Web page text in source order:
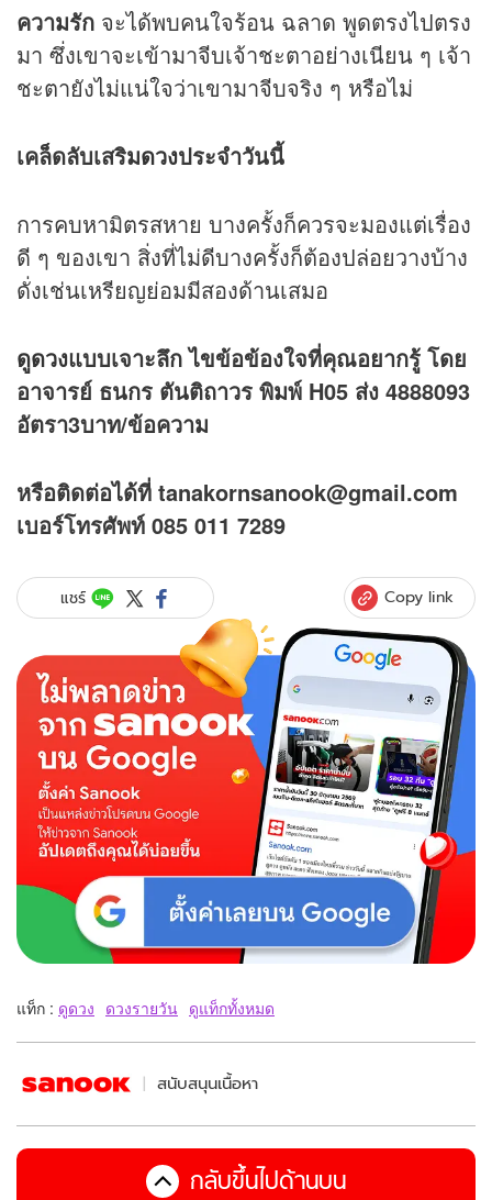
ความรัก จะได้พบคนใจร้อน ฉลาด พูดตรงไปตรง
มา ซึ่งเขาจะเข้ามาจีบเจ้าชะตาอย่างเนียน ๆ เจ้า
ชะตายังไม่แน่ใจว่าเขามาจีบจริง ๆ หรือไม่
เคล็ดลับเสริมดวงประจำวันนี้
การคบหามิตรสหาย บางครั้งก็ควรจะมองแต่เรื่อง
ดี ๆ ของเขา สิ่งที่ไม่ดีบางครั้งก็ต้องปล่อยวางบ้าง
ดั่งเช่นเหรียญย่อมมีสองด้านเสมอ
ดูดวงแบบเจาะลึก ไขข้อข้องใจที่คุณอยากรู้ โดย
อาจารย์ ธนกร ตันติถาวร พิมพ์ H05 ส่ง 4888093
อัตรา3บาท/ข้อความ
หรือติดต่อได้ที่ tanakornsanook@gmail.com
เบอร์โทรศัพท์ 085 011 7289
แชร์ Copy link
แท็ก : ดูดวง ดวงรายวัน ดูแท็กทั้งหมด
สนับสนุนเนื้อหา
กลับขึ้นไปด้านบน